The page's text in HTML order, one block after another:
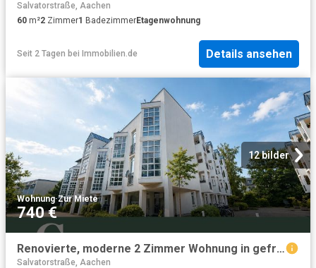
Salvatorstraße, Aachen
60 m²2 Zimmer1 BadezimmerEtagenwohnung
Seit 2 Tagen bei Immobilien.de Details ansehen
12 bilder
Wohnung·Zur Miete
740 €
Renovierte, moderne 2 Zimmer Wohnung in gefragter Lage mit EBK, Wintergarten & überdachter Terrasse
Salvatorstraße, Aachen